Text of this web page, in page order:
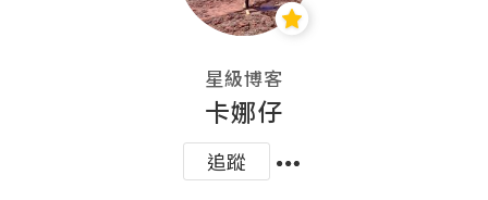
星級博客
卡娜仔
追蹤